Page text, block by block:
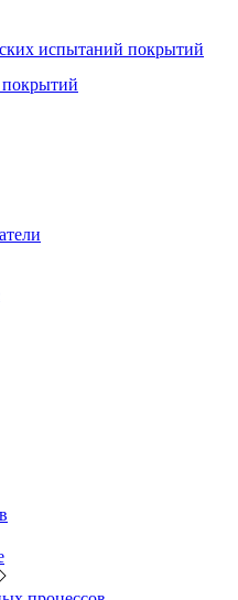
испытаний покрытий